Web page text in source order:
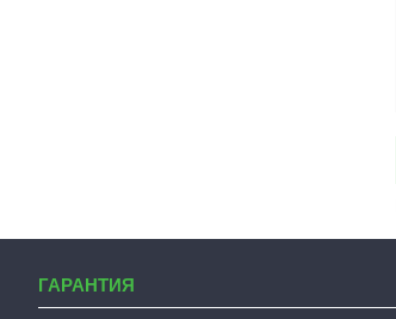
ГАРАНТИЯ